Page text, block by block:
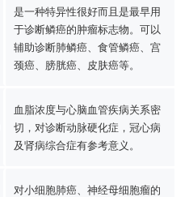
是一种特异性很好而且是最早用
于诊断鳞癌的肿瘤标志物。可以
辅助诊断肺鳞癌、食管鳞癌、宫
颈癌、膀胱癌、皮肤癌等。
血脂浓度与心脑血管疾病关系密
切，对诊断动脉硬化症，冠心病
及肾病综合症有参考意义。
对小细胞肺癌、神经母细胞瘤的